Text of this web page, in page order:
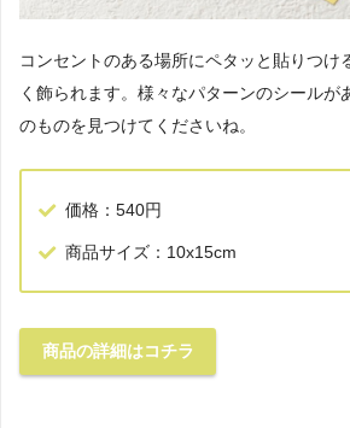
コンセントのある場所にペタッと貼りつけ
く飾られます。様々なパターンのシールが
のものを見つけてくださいね。
価格：540円
商品サイズ：10x15cm
商品の詳細はコチラ